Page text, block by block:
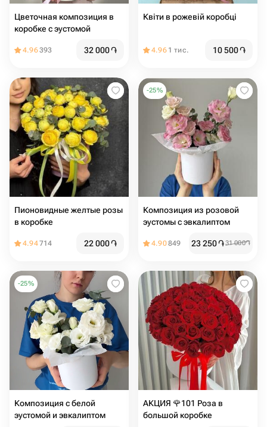
Цветочная композиция в
коробке с эустомой
4.96393 32 000֏
Квіти в рожевій коробці
4.96 1 тис. 10 500֏
Пионовидные желтые розы
в коробке
4.94714 22 000֏
-25%
Композиция из розовой
эустомы с эвкалиптом
4.90849 23 250֏31 000֏
-25%
Композиция с белой
эустомой и эвкалиптом
АКЦИЯ 🌹101 Роза в
большой коробке